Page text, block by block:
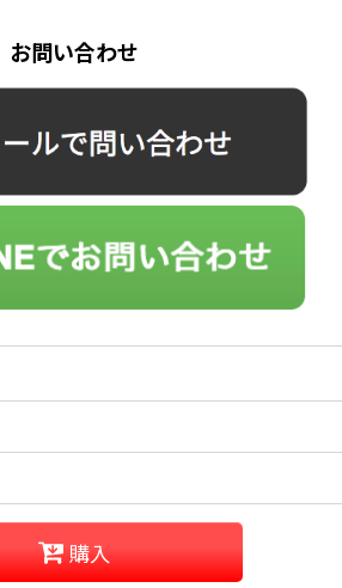
お問い合わせ
購入